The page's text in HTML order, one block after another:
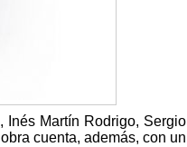
Inés Martín Rodrigo, Sergio
cuenta, además, con un